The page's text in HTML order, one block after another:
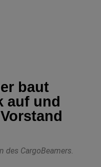
baut
auf und
des CargoBeamers.